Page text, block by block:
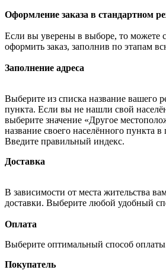
Оформление заказа в стандартном
Если вы уверены в выборе, то можете
оформить заказ, заполнив по этапам
Заполнение адреса
Выберите из списка название вашего
пункта. Если вы не нашли свой
выберите значение «Другое
название своего населённого пункта в
Введите правильный индекс.
Доставка
В зависимости от места жительства
доставки. Выберите любой удобный
Оплата
Выберите оптимальный способ
Покупатель